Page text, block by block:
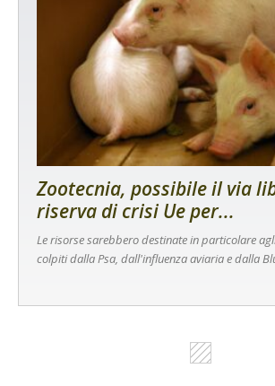
Zootecnia, possibile il via
riserva di crisi Ue per...
Le risorse sarebbero destinate in particolare
colpiti dalla Psa, dall'influenza aviaria e dalla